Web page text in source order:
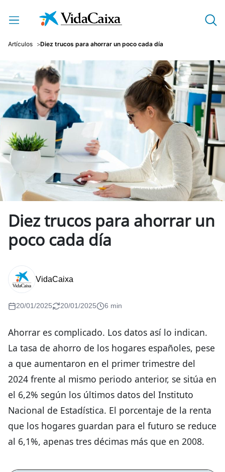
Saltar al contenido principal
Artículos Diez trucos para ahorrar un poco cada día
Diez trucos para ahorrar un
poco cada día
VidaCaixa
20/01/2025 20/01/2025 6 min
Ahorrar es complicado. Los datos así lo indican.
La tasa de ahorro de los hogares españoles, pese
a que aumentaron en el primer trimestre del
2024 frente al mismo periodo anterior, se sitúa en
el 6,2% según los últimos datos del Instituto
Nacional de Estadística. El porcentaje de la renta
que los hogares guardan para el futuro se reduce
al 6,1%, apenas tres décimas más que en 2008.